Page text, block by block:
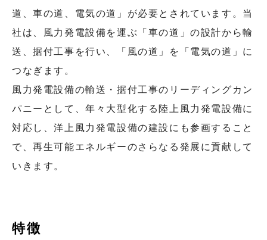
道、車の道、電気の道」が必要とされています。当
社は、風力発電設備を運ぶ「車の道」の設計から輸
送、据付工事を行い、「風の道」を「電気の道」に
つなぎます。
風力発電設備の輸送・据付工事のリーディングカン
パニーとして、年々大型化する陸上風力発電設備に
対応し、洋上風力発電設備の建設にも参画すること
で、再生可能エネルギーのさらなる発展に貢献して
いきます。
特徴